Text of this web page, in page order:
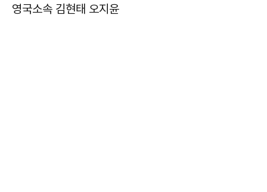
영국소속 김현태 오지윤